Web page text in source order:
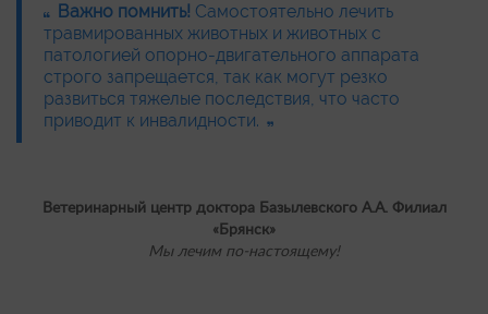
Важно помнить! Самостоятельно лечить
травмированных животных и животных с
патологией опорно-двигательного аппарата
строго запрещается, так как могут резко
развиться тяжелые последствия, что часто
приводит к инвалидности.
Ветеринарный центр доктора Базылевского А.А. Филиал
«Брянск»
Мы лечим по-настоящему!